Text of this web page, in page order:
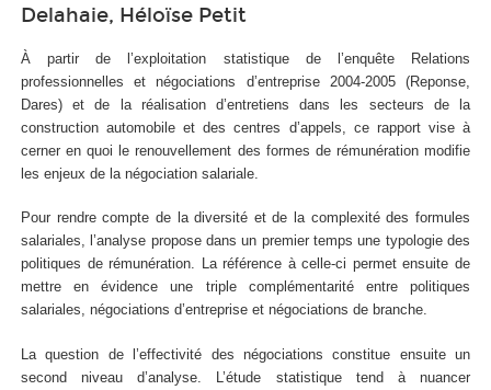
Delahaie, Héloïse Petit
À partir de l’exploitation statistique de l’enquête Relations
professionnelles et négociations d’entreprise 2004-2005 (Reponse,
Dares) et de la réalisation d’entretiens dans les secteurs de la
construction automobile et des centres d’appels, ce rapport vise à
cerner en quoi le renouvellement des formes de rémunération modifie
les enjeux de la négociation salariale.
Pour rendre compte de la diversité et de la complexité des formules
salariales, l’analyse propose dans un premier temps une typologie des
politiques de rémunération. La référence à celle-ci permet ensuite de
mettre en évidence une triple complémentarité entre politiques
salariales, négociations d’entreprise et négociations de branche.
La question de l’effectivité des négociations constitue ensuite un
second niveau d’analyse. L’étude statistique tend à nuancer